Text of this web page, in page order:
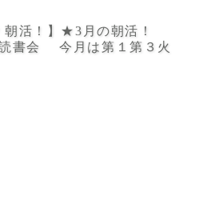
朝活！】★3月の朝活！
書会 今月は第１第３火